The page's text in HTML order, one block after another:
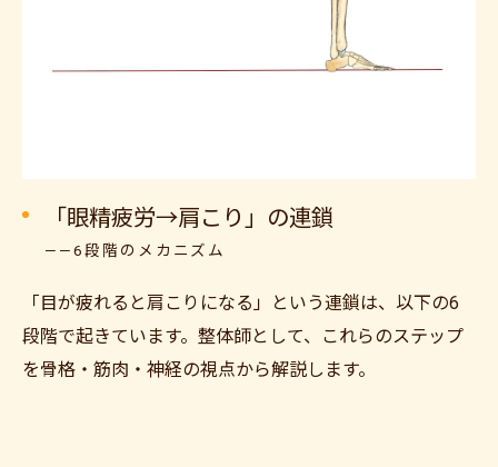
「眼精疲労→肩こり」の連鎖
——6段階のメカニズム
「目が疲れると肩こりになる」という連鎖は、以下の6
段階で起きています。整体師として、これらのステップ
を骨格・筋肉・神経の視点から解説します。